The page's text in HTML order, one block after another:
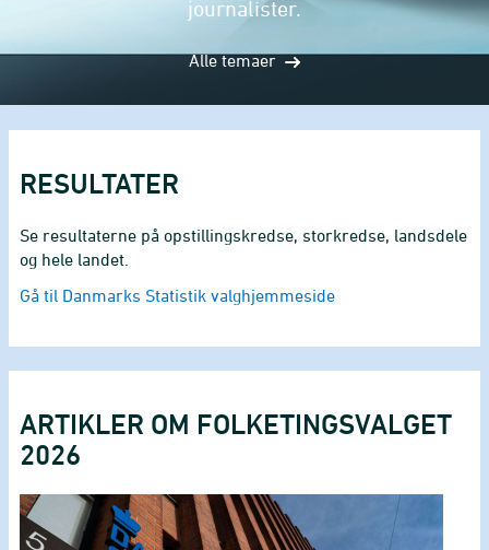
journalister.
Alle temaer
RESULTATER
Se resultaterne på opstillingskredse, storkredse, landsdele
og hele landet.
Gå til Danmarks Statistik valghjemmeside
ARTIKLER OM FOLKETINGSVALGET
2026